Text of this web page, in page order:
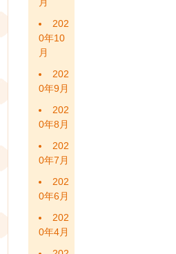
月
202
0年10
月
202
0年9月
202
0年8月
202
0年7月
202
0年6月
202
0年4月